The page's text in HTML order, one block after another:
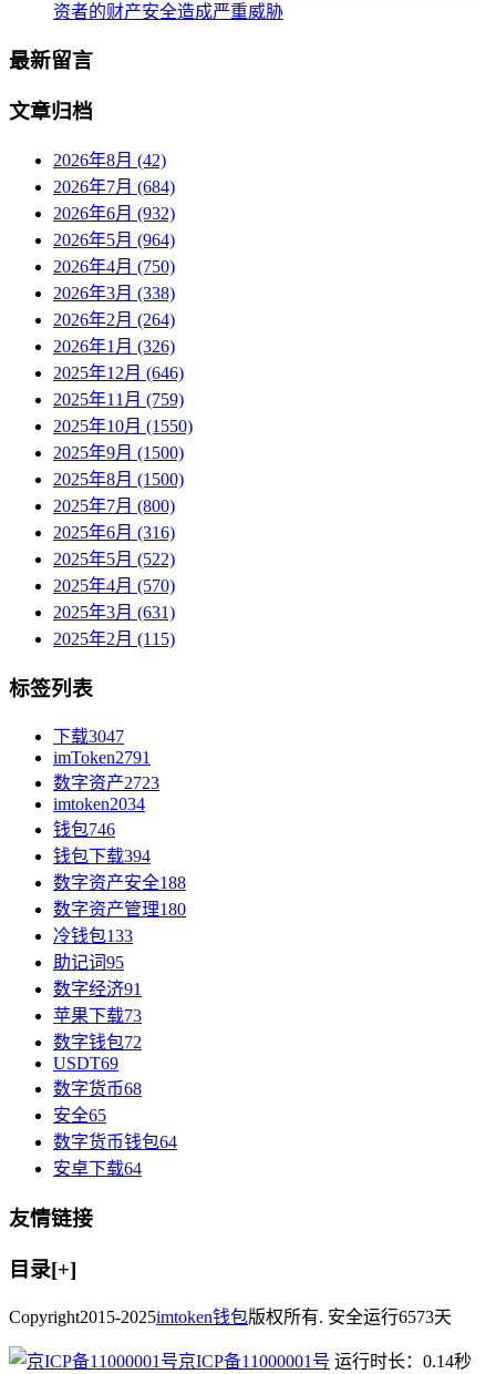
资者的财产安全造成严重威胁
最新留言
文章归档
2026年8月 (42)
2026年7月 (684)
2026年6月 (932)
2026年5月 (964)
2026年4月 (750)
2026年3月 (338)
2026年2月 (264)
2026年1月 (326)
2025年12月 (646)
2025年11月 (759)
2025年10月 (1550)
2025年9月 (1500)
2025年8月 (1500)
2025年7月 (800)
2025年6月 (316)
2025年5月 (522)
2025年4月 (570)
2025年3月 (631)
2025年2月 (115)
标签列表
下载3047
imToken2791
数字资产2723
imtoken2034
钱包746
钱包下载394
数字资产安全188
数字资产管理180
冷钱包133
助记词95
数字经济91
苹果下载73
数字钱包72
USDT69
数字货币68
安全65
数字货币钱包64
安卓下载64
友情链接
目录[+]
Copyright2015-2025imtoken钱包版权所有. 安全运行6573天
京ICP备11000001号 运行时长：0.14秒